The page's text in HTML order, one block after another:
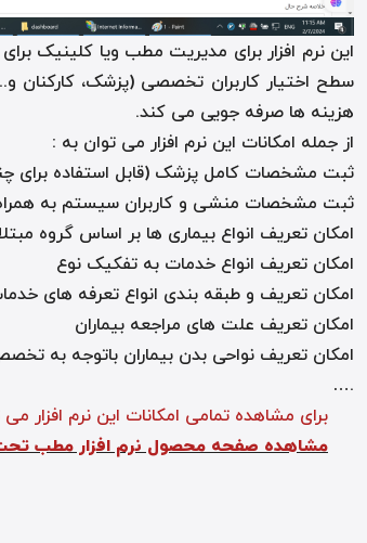
این نرم افزار برای مدیریت مطب ویا
سطح اختیار کاربران تخصصی (پزشک، کارکنان
هزینه ها صرفه ­جویی می ­کند.
از جمله امکانات این نرم افزار می توان به :
ثبت مشخصات کامل پزشک (قابل استفاده
ثبت مشخصات منشی و کاربران سیستم به
امکان تعریف انواع بیماری ها بر اساس گروه
امکان تعریف انواع خدمات به تفکیک نوع
امکان تعریف و طبقه بندی انواع تعرفه های
امکان تعریف علت های مراجعه بیماران
امکان تعریف نواحی بدن بیماران باتوجه به
….
برای مشاهده تمامی امکانات این نرم افزار
مشاهده صفحه محصول نرم افزار مطب